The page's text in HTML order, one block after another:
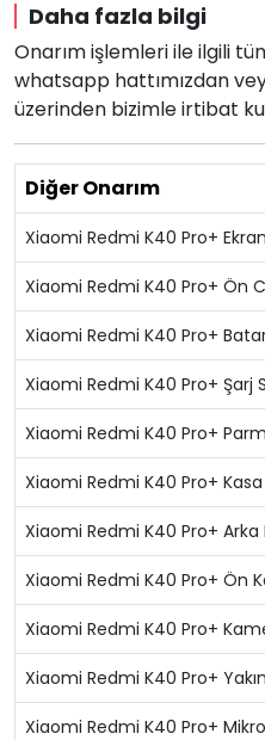
Daha fazla bilgi
Onarım işlemleri ile ilgili
whatsapp hattımızdan
üzerinden bizimle irtibat
Diğer Onarım
Xiaomi Redmi K40 Pro+
Xiaomi Redmi K40 Pro+ Ön
Xiaomi Redmi K40 Pro+
Xiaomi Redmi K40 Pro+ Şarj
Xiaomi Redmi K40 Pro+
Xiaomi Redmi K40 Pro+
Xiaomi Redmi K40 Pro+
Xiaomi Redmi K40 Pro+ Ön
Xiaomi Redmi K40 Pro+
Xiaomi Redmi K40 Pro+
Xiaomi Redmi K40 Pro+